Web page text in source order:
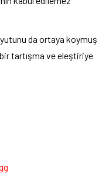
da ortaya koymuş
tartışma ve eleştiriye